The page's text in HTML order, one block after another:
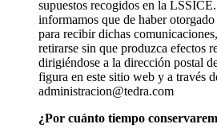
supuestos recogidos en la
informamos que de haber
para recibir dichas
retirarse sin que produzca efectos
dirigiéndose a la dirección postal
figura en este sitio web y a través
administracion@tedra.com
¿Por cuánto tiempo